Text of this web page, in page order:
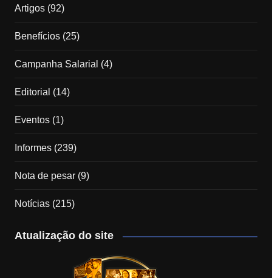
Artigos(92)
Benefícios(25)
Campanha Salarial (4)
Editorial (14)
Eventos(1)
Informes(239)
Nota de pesar(9)
Notícias(215)
Atualização do site